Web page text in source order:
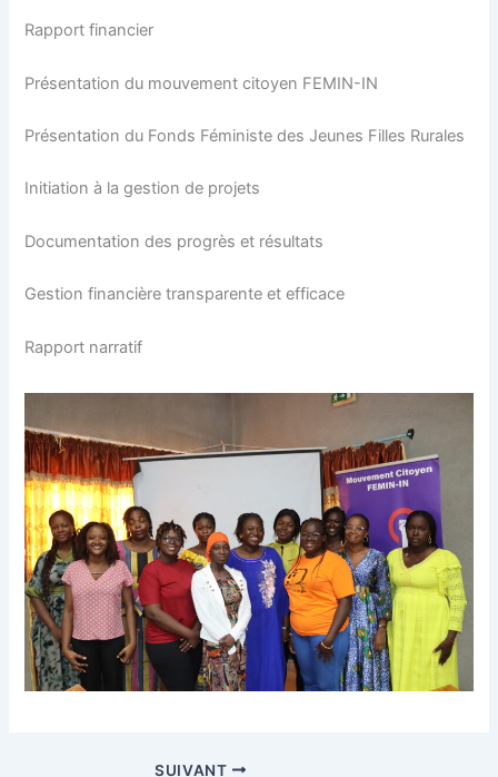
Rapport financier
Présentation du mouvement citoyen FEMIN-IN
Présentation du Fonds Féministe des Jeunes Filles Rurales
Initiation à la gestion de projets
Documentation des progrès et résultats
Gestion financière transparente et efficace
Rapport narratif
SUIVANT